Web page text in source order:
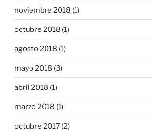
noviembre 2018 (1)
octubre 2018 (1)
agosto 2018 (1)
mayo 2018 (3)
abril 2018 (1)
marzo 2018 (1)
octubre 2017 (2)